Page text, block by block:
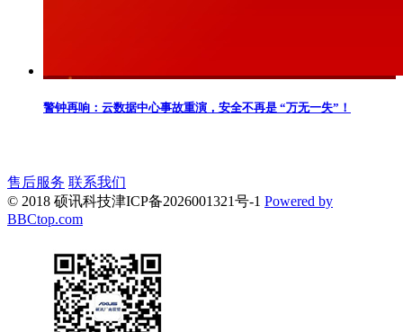
警钟再响：云数据中心事故重演，安全不再是 “万无一失”！
售后服务 联系我们
© 2018 硕讯科技津ICP备2026001321号-1 Powered by
BBCtop.com